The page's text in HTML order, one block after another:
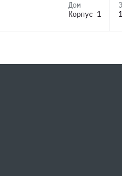
Дом
Корпус 1